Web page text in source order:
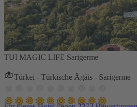
TUI MAGIC LIFE Sarigerme
Türkei - Türkische Ägäis - Sarigerme